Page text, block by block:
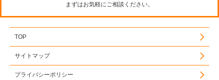
まずはお気軽にご相談ください。
TOP
サイトマップ
プライバシーポリシー